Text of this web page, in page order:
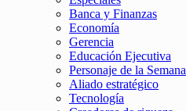
Banca y Finanzas
Economía
Gerencia
Educación Ejecutiva
Personaje de la Semana
Aliado estratégico
Tecnología